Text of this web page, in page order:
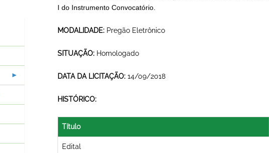
I do Instrumento Convocatório.
MODALIDADE: Pregão Eletrônico
SITUAÇÃO: Homologado
DATA DA LICITAÇÃO: 14/09/2018
HISTÓRICO:
Título
Edital